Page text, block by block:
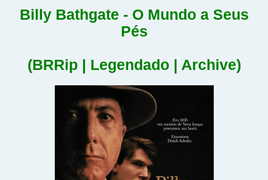
Billy Bathgate - O Mundo a Seus
Pés
(BRRip | Legendado | Archive)